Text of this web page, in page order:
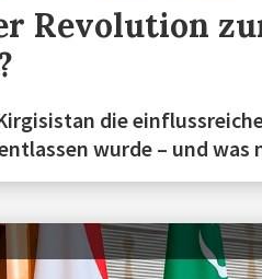
Revolution
die
wurde – und